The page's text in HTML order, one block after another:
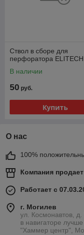
Ствол в сборе для
перфоратора ELITECH
В наличии
50 руб.
Купить
О нас
100%
Компания
Работает с
г. Могилев
ул. Космонавтов,
в навигаторе
"Хаммер центр",